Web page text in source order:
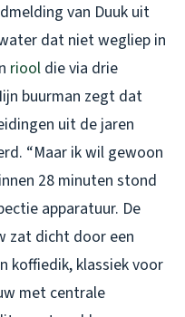
van Duuk uit
dat niet wegliep in
riool die via drie
buurman zegt dat
uit de jaren
“Maar ik wil gewoon
28 minuten stond
apparatuur. De
zat dicht door een
koffiedik, klassiek voor
met centrale